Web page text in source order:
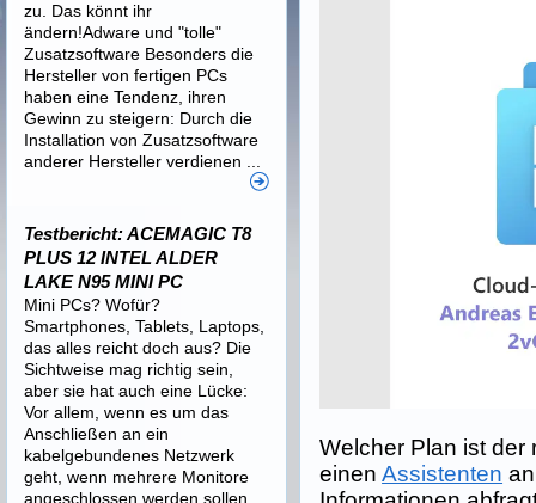
Welcher Plan ist der
einenAssistenten
zu. Das könnt ihr
ändern!Adware und "tolle"
Zusatzsoftware Besonders die
Hersteller von fertigen PCs
haben eine Tendenz, ihren
Gewinn zu steigern: Durch die
Installation von Zusatzsoftware
anderer Hersteller verdienen ...
Testbericht: ACEMAGIC T8
PLUS 12 INTEL ALDER
LAKE N95 MINI PC
Mini PCs? Wofür?
Smartphones, Tablets, Laptops,
das alles reicht doch aus? Die
Sichtweise mag richtig sein,
aber sie hat auch eine Lücke:
Vor allem, wenn es um das
Anschließen an ein
kabelgebundenes Netzwerk
geht, wenn mehrere Monitore
angeschlossen werden sollen,